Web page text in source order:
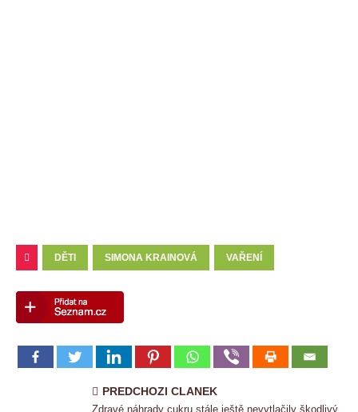
DĚTI SIMONA KRAINOVÁ VAŘENÍ
PREDCHOZI CLANEK
Zdravé náhrady cukru stále ještě nevytlačily škodlivý